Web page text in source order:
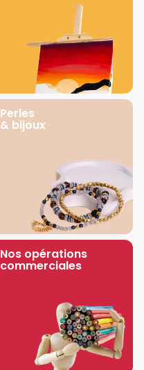
Perles
& bijoux
Nos opérations
commerciales